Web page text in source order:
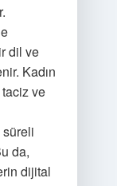
dil ve
Kadın
taciz ve
süreli
da,
dijital